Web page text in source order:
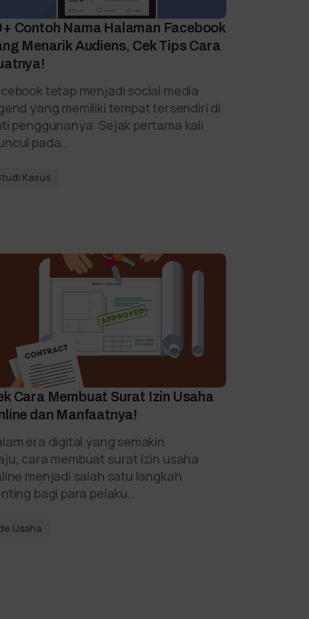
Contoh Nama Halaman Facebook
Menarik Audiens, Cek Tips Cara
tetap menjadi social media
yang memiliki tempat tersendiri di
penggunanya. Sejak pertama kali
pada…
Kasus
Cara Membuat Surat Izin Usaha
dan Manfaatnya!
era digital yang semakin
cara membuat surat izin usaha
menjadi salah satu langkah
bagi para pelaku…
Usaha